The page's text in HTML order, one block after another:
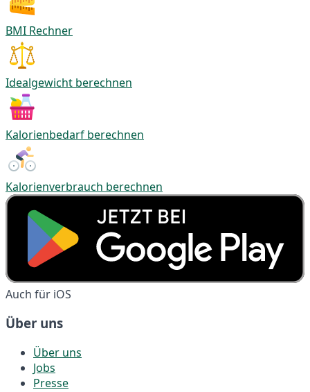
BMI Rechner
Idealgewicht berechnen
Kalorienbedarf berechnen
Kalorienverbrauch berechnen
Auch für iOS
Über uns
Über uns
Jobs
Presse